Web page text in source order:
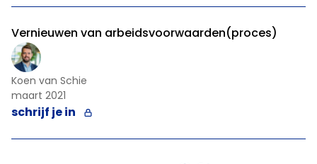
Vernieuwen van arbeidsvoorwaarden(proces)
Koen van Schie
maart 2021
schrijf je in